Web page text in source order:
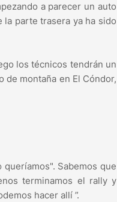
a parecer un auto
la parte trasera ya ha sido
los técnicos tendrán un
de montaña en El Cóndor,
Sabemos que
terminamos el rally y
hacer allí ”.